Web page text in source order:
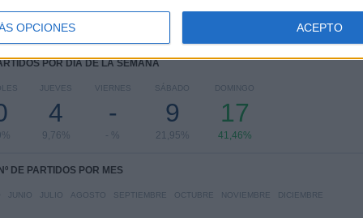
OPCIONES ACEPTO
POR DÍA DE LA SEMANA
JUEVES
4
9,76%
VIERNES
-
- %
SÁBADO
9
21,95%
DOMINGO
17
41,46%
Nº DE PARTIDOS POR MES
JUNIO JULIO AGOSTO SEPTIEMBRE OCTUBRE NOVIEMBRE DICIEMBRE